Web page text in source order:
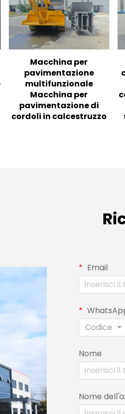
Macchina per
pavimentazione
multifunzionale
Macchina per
pavimentazione di
cordoli in calcestruzzo
Email
Codice
Nome
Nome